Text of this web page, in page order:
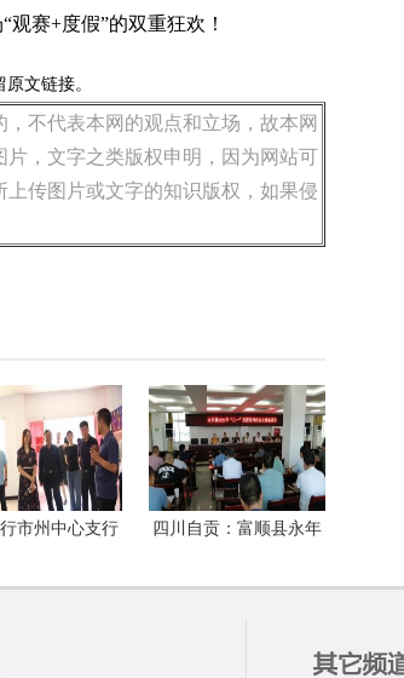
赛+度假”的双重狂欢！
文链接。
不代表本网的观点和立场，故本网
，文字之类版权申明，因为网站可
传图片或文字的知识版权，如果侵
市州中心支行
四川自贡：富顺县永年